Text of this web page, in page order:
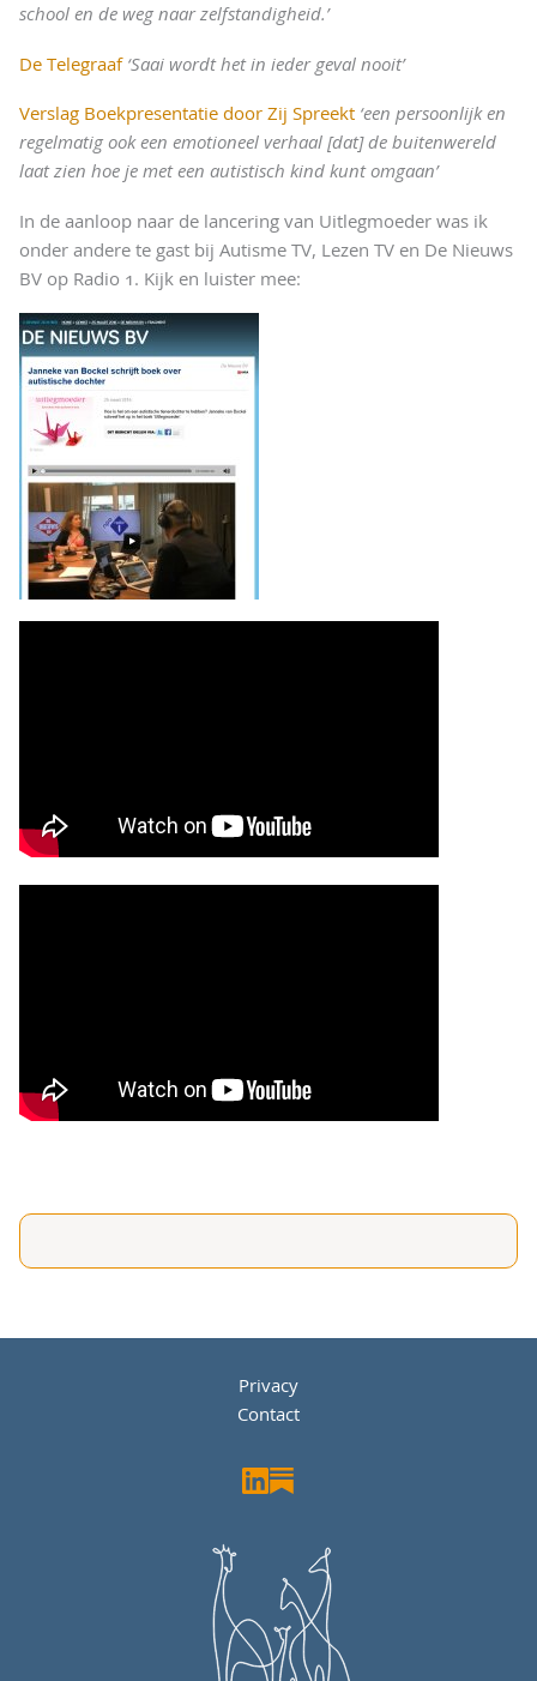
school en de weg naar zelfstandigheid.’
De Telegraaf ‘Saai wordt het in ieder geval nooit’
Verslag Boekpresentatie door Zij Spreekt ‘een persoonlijk en
regelmatig ook een emotioneel verhaal [dat] de buitenwereld
laat zien hoe je met een autistisch kind kunt omgaan’
In de aanloop naar de lancering van Uitlegmoeder was ik
onder andere te gast bij Autisme TV, Lezen TV en De Nieuws
BV op Radio 1. Kijk en luister mee:
Privacy
Contact